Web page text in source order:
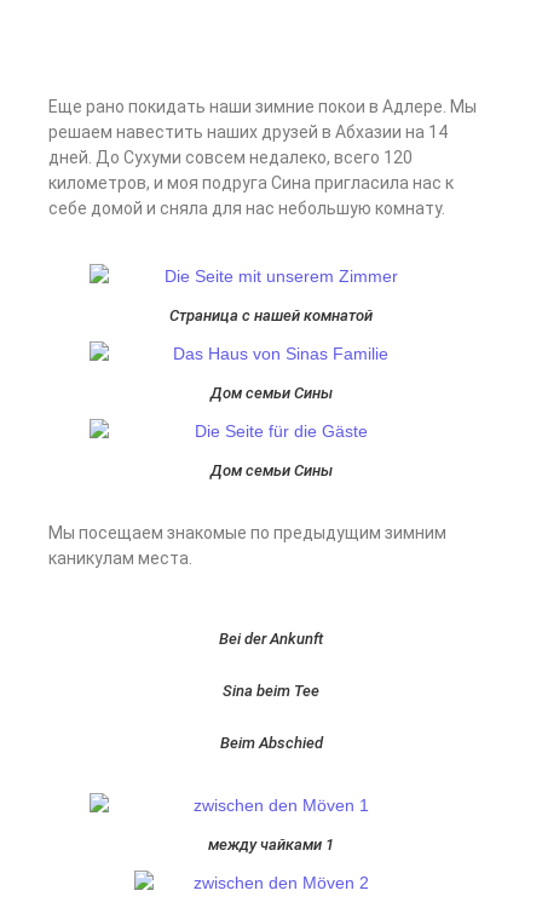
Еще рано покидать наши зимние покои в Адлере. Мы
решаем навестить наших друзей в Абхазии на 14
дней. До Сухуми совсем недалеко, всего 120
километров, и моя подруга Сина пригласила нас к
себе домой и сняла для нас небольшую комнату.
Страница с нашей комнатой
Дом семьи Сины
Дом семьи Сины
Мы посещаем знакомые по предыдущим зимним
каникулам места.
Bei der Ankunft
Sina beim Tee
Beim Abschied
между чайками 1